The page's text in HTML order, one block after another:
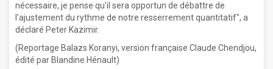
nécessaire, je pense qu'il sera opportun de débattre de
l'ajustement du rythme de notre resserrement quantitatif", a
déclaré Peter Kazimir.
(Reportage Balazs Koranyi, version française Claude Chendjou,
édité par Blandine Hénault)